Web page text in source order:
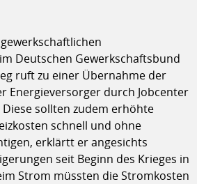
Deutschen Gewerkschaftsbund
ruft zu einer Übernahme der
Energieversorger durch Jobcenter
sollten zudem erhöhte
schnell und ohne
erklärtt er angesichts
seit Beginn des Krieges in
Strom müssten die Stromkosten